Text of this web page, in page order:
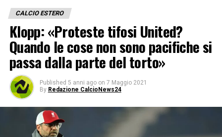
CALCIO ESTERO
Klopp: «Proteste tifosi United?
Quando le cose non sono pacifiche si
passa dalla parte del torto»
Published 5 anni ago on 7 Maggio 2021
By Redazione CalcioNews24